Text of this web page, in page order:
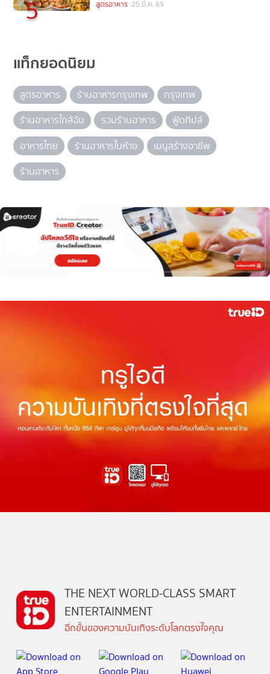
5 สูตรอาหาร 25 มี.ค. 69
แท็กยอดนิยม
สูตรอาหาร ร้านอาหารกรุงเทพ
กรุงเทพ
ร้านอาหารใกล้ฉัน
รวมร้านอาหาร
ฟู้ดทิปส์
อาหารไทย
ร้านอาหารในห้าง
เมนูสร้างอาชีพ
ร้านอาหาร
THE NEXT WORLD-CLASS SMART
ENTERTAINMENT
อีกขั้นของความบันเทิงระดับโลกตรงใจคุณ